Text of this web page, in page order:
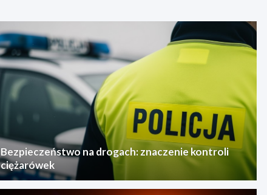
Bezpieczeństwo na drogach: znaczenie kontroli
ciężarówek